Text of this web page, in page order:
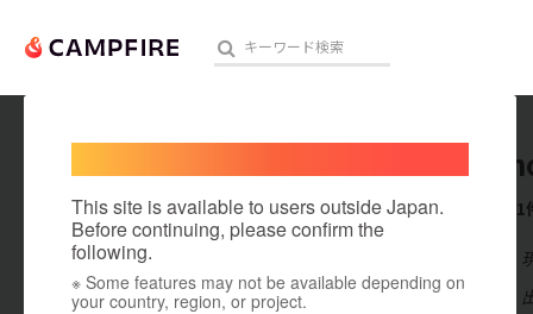
人気のプロジェクト 注目の
アート・写真
This site is available to users outside Japan.
Before continuing, please confirm the
following.
※ Some features may not be available depending on
your country, region, or project.
WASHI
これまでに1
出身国：日本